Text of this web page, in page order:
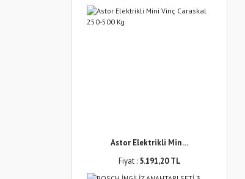
Astor Elektrikli Min ...
Fiyat : 5.191,20 TL